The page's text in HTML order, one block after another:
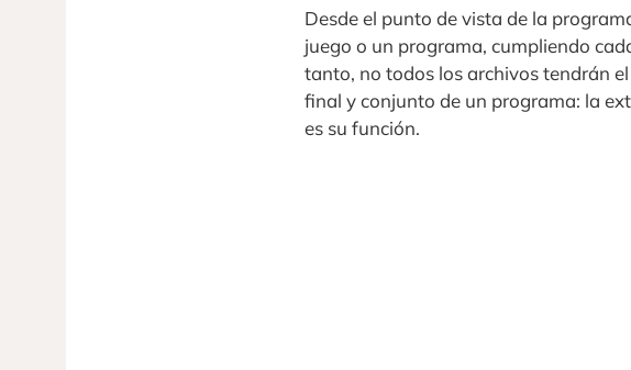
Desde el punto de vista de la
juego o un programa, cumpliendo
tanto, no todos los archivos tendrán
final y conjunto de un programa: la
es su función.